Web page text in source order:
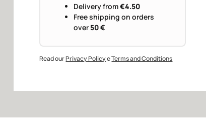
Delivery from€4.50
Free shipping on orders
over 50 €
Read ourPrivacy PolicyeTerms and Conditions